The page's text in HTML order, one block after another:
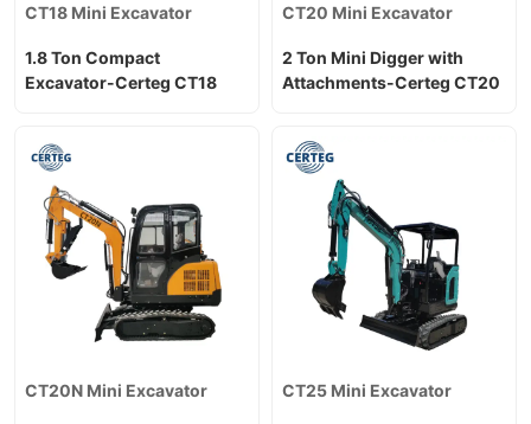
CT18 Mini Excavator
1.8 Ton Compact
Excavator-Certeg CT18
CT20 Mini Excavator
2 Ton Mini Digger with
Attachments-Certeg CT20
CT20N Mini Excavator CT25 Mini Excavator